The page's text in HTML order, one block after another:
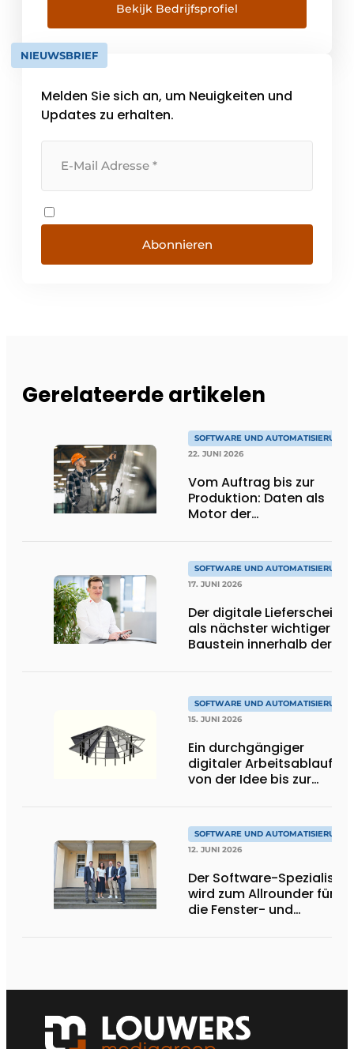
Arbeitsvorbereitung, papierlose Produktion
mit Produktionscockpit, digitale
Beschaffung, Versandlogistik, mobile
Lösungen für Aufmaß, Montage, Wartung,
Lösung, [...]
Bekijk Bedrijfsprofiel
NIEUWSBRIEF
Melden Sie sich an, um Neuigkeiten und
Updates zu erhalten.
Abonnieren
Gerelateerde artikelen
SOFTWARE UND AUTOMATISIERUNG
22. JUNI 2026
Vom Auftrag bis zur
Produktion: Daten als
Motor der
SOFTWARE UND AUTOMATISIERUNG
17. JUNI 2026
Der digitale Lieferschein
als nächster wichtiger
Baustein innerhalb der
SOFTWARE UND AUTOMATISIERUNG
15. JUNI 2026
Ein durchgängiger
digitaler Arbeitsablauf
von der Idee bis zur
SOFTWARE UND AUTOMATISIERUNG
12. JUNI 2026
Der Software-Spezialist
wird zum Allrounder für
die Fenster- und